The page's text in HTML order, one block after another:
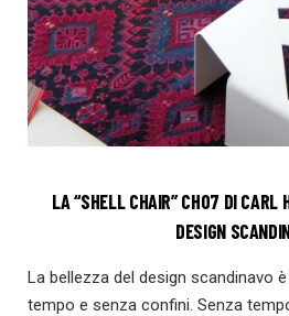
LA “SHELL CHAIR” CH07 DI CARL
DESIGN
La bellezza del design scandinavo
tempo e senza confini. Senza